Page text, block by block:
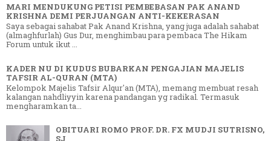
MARI MENDUKUNG PETISI PEMBEBASAN PAK ANAND
KRISHNA DEMI PERJUANGAN ANTI-KEKERASAN
Saya sebagai sahabat Pak Anand Krishna, yang juga adalah sahabat
(almaghfurlah) Gus Dur, menghimbau para pembaca The Hikam
Forum untuk ikut ...
KADER NU DI KUDUS BUBARKAN PENGAJIAN MAJELIS
TAFSIR AL-QURAN (MTA)
Kelompok Majelis Tafsir Alqur'an (MTA), memang membuat resah
kalangan nahdliyyin karena pandangan yg radikal. Termasuk
mengharamkan ta...
OBITUARI ROMO PROF. DR. FX MUDJI SUTRISNO,
SJ